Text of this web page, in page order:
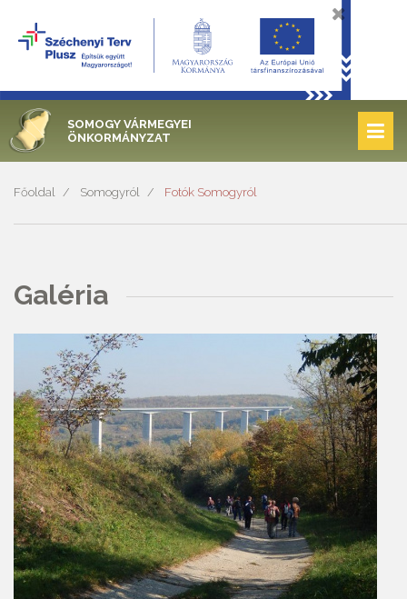
SOMOGY VÁRMEGYEI
ÖNKORMÁNYZAT
Főoldal Somogyról Fotók Somogyról
Galéria